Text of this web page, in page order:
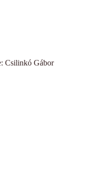
Csilinkó Gábor